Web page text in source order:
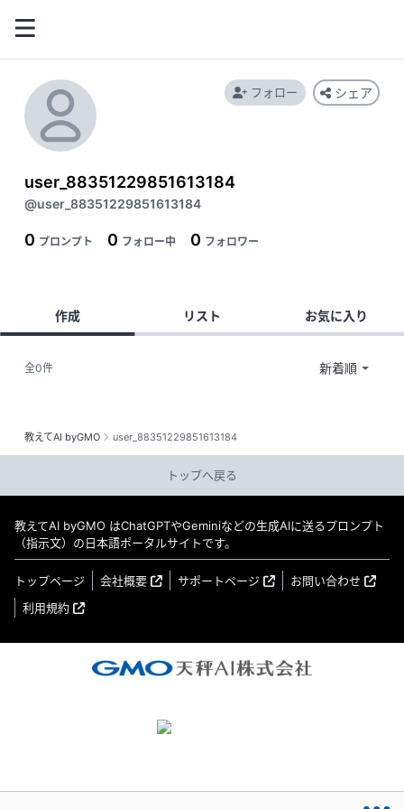
教えてAI byGMO user_88351229851613184
user_88351229851613184
@user_88351229851613184
0 プロンプト 0 フォロー中 0 フォロワー
フォロー シェア
作成 リスト お気に入り
全0件
トップへ戻る
教えてAI byGMO はChatGPTやGeminiなどの生成AIに送るプロンプト
（指示文）の日本語ポータルサイトです。
トップページ 会社概要 サポートページ
お問い合わせ
利用規約